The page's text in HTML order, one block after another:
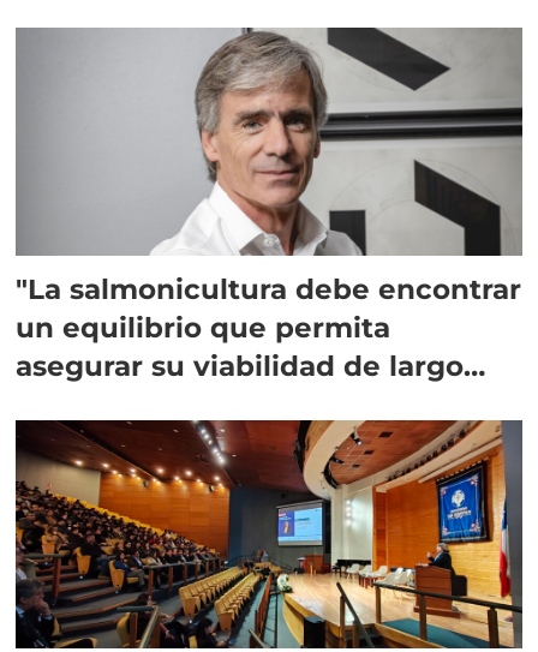
"La salmonicultura debe encontrar
un equilibrio que permita
asegurar su viabilidad de largo